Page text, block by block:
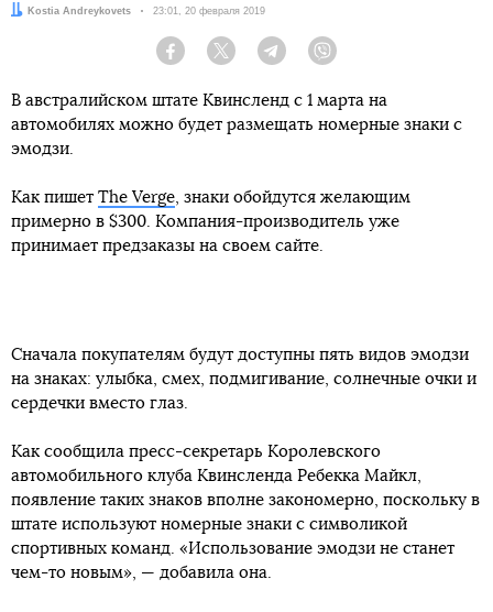
Автор:Kostia Andreykovets Дата:
23:01, 20 февраля 2019
Facebook Twitter Telegram
В австралийском штате Квинсленд с 1 марта на
автомобилях можно будет размещать номерные знаки с
эмодзи.
Как пишет The Verge, знаки обойдутся желающим
примерно в $300. Компания-производитель уже
принимает предзаказы на своем сайте.
Сначала покупателям будут доступны пять видов эмодзи
на знаках: улыбка, смех, подмигивание, солнечные очки и
сердечки вместо глаз.
Как сообщила пресс-секретарь Королевского
автомобильного клуба Квинсленда Ребекка Майкл,
появление таких знаков вполне закономерно, поскольку в
штате используют номерные знаки с символикой
спортивных команд. «Использование эмодзи не станет
чем-то новым», — добавила она.